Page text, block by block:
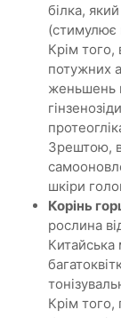
білка,
(стимулює
Крім того,
потужних
женьшень
Зрештою,
шкіри
Корінь
рослина
Китайська
Крім того,